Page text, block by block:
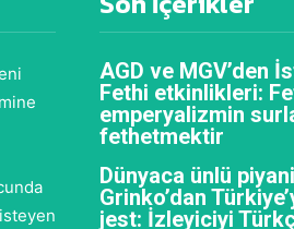
AGD ve MGV’den
Fethi etkinlikleri:
emperyalizmin
fethetmektir
Dünyaca ünlü
Grinko’dan
jest: İzleyiciyi